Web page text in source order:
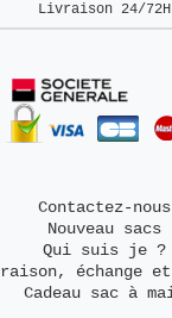
Livraison 24/72H
Contactez-nous
Nouveau sacs
Qui suis je ?
échange
Cadeau sac à